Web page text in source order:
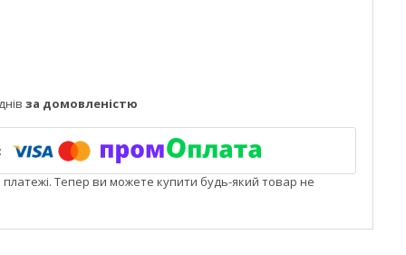
за домовленістю
платежі. Тепер ви можете купити будь-який товар не